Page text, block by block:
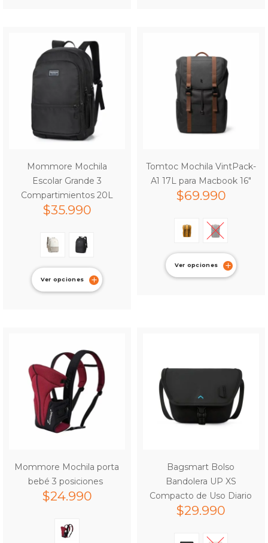
Mommore Mochila
Escolar Grande 3
Compartimientos 20L
$35.990
Ver opciones
Tomtoc Mochila VintPack-
A1 17L para Macbook 16″
$69.990
Ver opciones
Mommore Mochila porta
bebé 3 posiciones
$24.990
Bagsmart Bolso
Bandolera UP XS
Compacto de Uso Diario
$29.990